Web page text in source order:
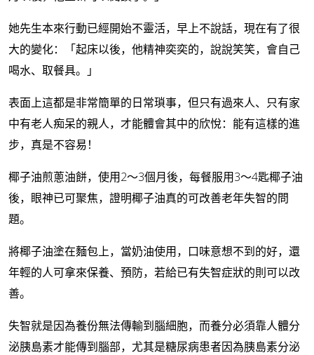
她先生本來行動已經開始不靈活，早上不說話，現在有了很
大的變化：「起床以後，他精神奕奕的，說說笑笑，會自己
喝水、取餐具。」
表面上這都是非常簡單的日常瑣事，但只有過來人、只有家
中有老人痴呆的親人，才能體會其中的欣悅：能有這樣的進
步，真是不容易！
椰子油煎蔥油餅，使用2～3個月後，每餐服用3～4匙椰子油
後，眼神已可聚焦，證明椰子油真的可改善老年失智的問
題。
將椰子油塗在麵包上，當奶油使用，口味意想不到的好，還
年輕的人可拿來保養、預防，若給已有失智症狀的則可以改
善。
失智就是因為養份無法傳輸到腦細胞，而養分必須靠人體分
泌胰島素才能傳到腦部，尤其是糖尿病患者因為胰島素分泌